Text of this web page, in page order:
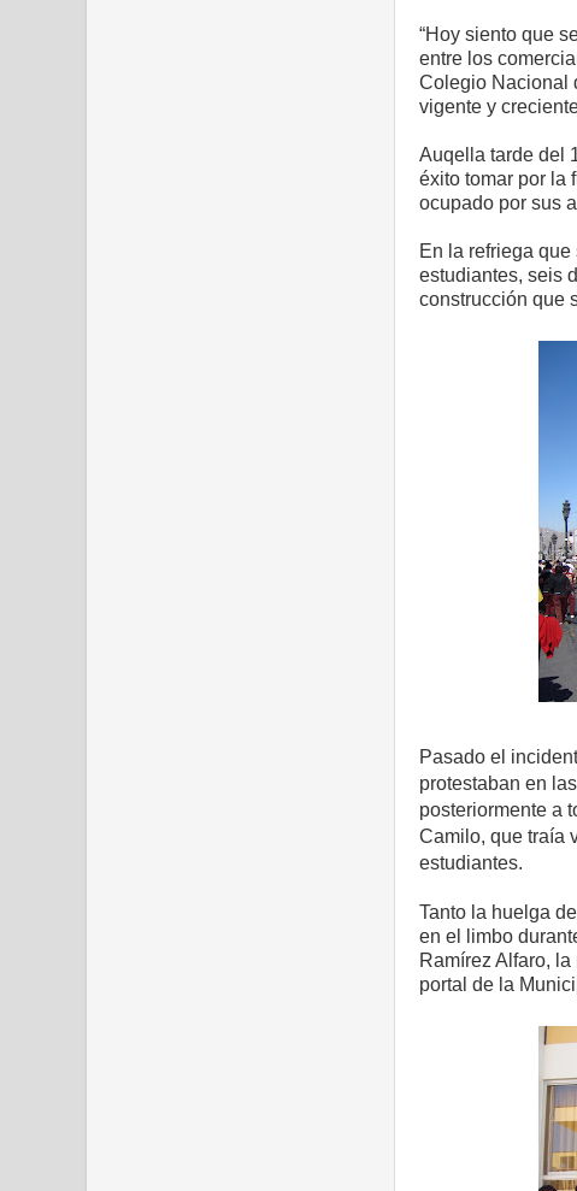
“Hoy siento que
entre los
Colegio Nacional
vigente y
Auqella tarde del
éxito tomar por la
ocupado por sus
En la refriega
estudiantes, seis
construcción que
Pasado el
protestaban en
posteriormente a
Camilo, que traía
estudiantes.
Tanto la huelga
en el limbo
Ramírez Alfaro,
portal de la